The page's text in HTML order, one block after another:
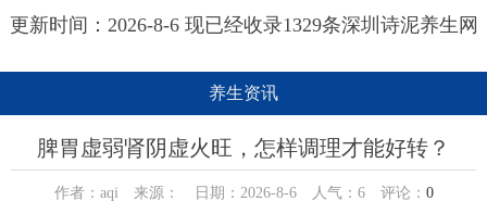
更新时间：2026-8-6 现已经收录1329条深圳诗泥养生网
养生资讯
脾胃虚弱肾阴虚火旺，怎样调理才能好转？
作者：aqi 来源： 日期：2026-8-6 人气： 6评论： 0